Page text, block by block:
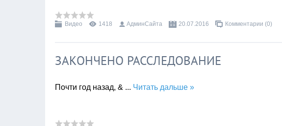
Видео 1418 АдминСайта 20.07.2016 Комментарии (0)
ЗАКОНЧЕНО РАССЛЕДОВАНИЕ
Почти год назад, & ... Читать дальше »